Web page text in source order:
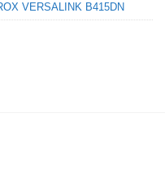
VERSALINK B415DN